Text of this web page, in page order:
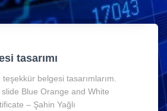
tasarımı
belgesi tasarımlarım.
Blue Orange and White
– Şahin Yağlı